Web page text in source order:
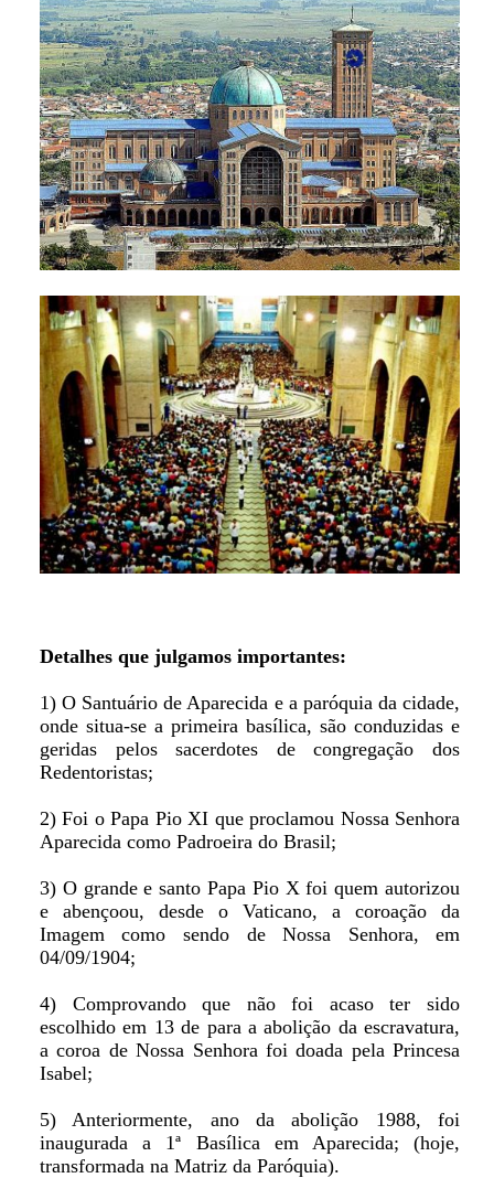
Detalhes que julgamos importantes:
1) O Santuário de Aparecida e a paróquia da cidade,
onde situa-se a primeira basílica, são conduzidas e
geridas pelos sacerdotes de congregação dos
Redentoristas;
2) Foi o Papa Pio XI que proclamou Nossa Senhora
Aparecida como Padroeira do Brasil;
3) O grande e santo Papa Pio X foi quem autorizou
e abençoou, desde o Vaticano, a coroação da
Imagem como sendo de Nossa Senhora, em
04/09/1904;
4) Comprovando que não foi acaso ter sido
escolhido em 13 de para a abolição da escravatura,
a coroa de Nossa Senhora foi doada pela Princesa
Isabel;
5) Anteriormente, ano da abolição 1988, foi
inaugurada a 1ª Basílica em Aparecida; (hoje,
transformada na Matriz da Paróquia).